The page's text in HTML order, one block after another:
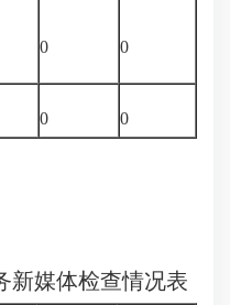
0 0
0 0
新媒体检查情况表